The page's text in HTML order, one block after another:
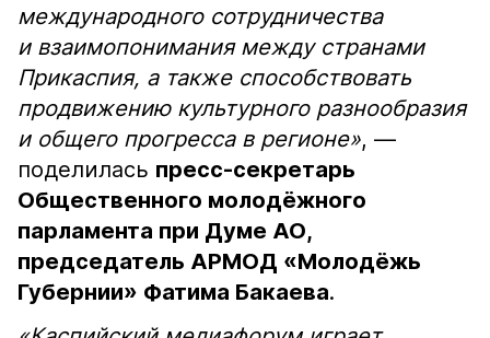
международного сотрудничества
и взаимопонимания между странами
Прикаспия, а также способствовать
продвижению культурного разнообразия
и общего прогресса в регионе», —
поделилась пресс-секретарь
Общественного молодёжного
парламента при Думе АО,
председатель АРМОД «Молодёжь
Губернии» Фатима Бакаева.